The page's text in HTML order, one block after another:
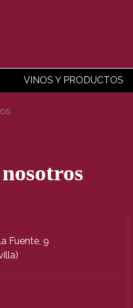
VINOS Y PRODUCTOS
Fuente, 9